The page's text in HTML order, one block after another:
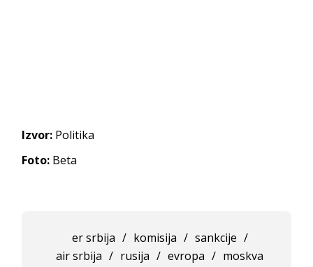
Izvor: Politika
Foto: Beta
er srbija / komisija / sankcije /
air srbija / rusija / evropa / moskva